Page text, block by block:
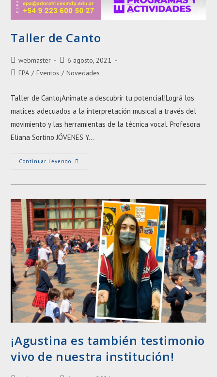
Taller de Canto
Autor
de
webmaster
Entrada
publicada:
6 agosto, 2021
Categoría
entrada:
EPA / Eventos / Novedades
Taller de Canto¡Animate a descubrir tu potencial!Lográ los
matices adecuados a la interpretación musical a través del
movimiento y las herramientas de la técnica vocal. Profesora
Eliana Sortino JÓVENES Y…
Continuar Leyendo Taller
¡Agustina es también testimonio
vivo de nuestra institución!